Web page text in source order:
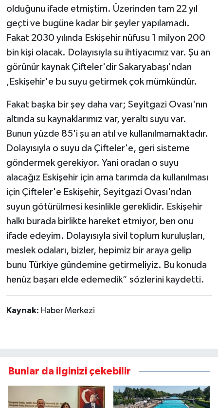
olduğunu ifade etmiştim. Üzerinden tam 22 yıl
geçti ve bugüne kadar bir şeyler yapılamadı.
Fakat 2030 yılında Eskişehir nüfusu 1 milyon 200
bin kişi olacak. Dolayısıyla su ihtiyacımız var. Şu an
görünür kaynak Çifteler'dir Sakaryabaşı'ndan
,Eskişehir'e bu suyu getirmek çok mümkündür.
Fakat başka bir şey daha var; Seyitgazi Ovası'nın
altında su kaynaklarımız var, yeraltı suyu var.
Bunun yüzde 85'i şu an atıl ve kullanılmamaktadır.
Dolayısıyla o suyu da Çifteler'e, geri sisteme
göndermek gerekiyor. Yani oradan o suyu
alacağız Eskişehir için ama tarımda da kullanılması
için Çifteler'e Eskişehir, Seyitgazi Ovası'ndan
suyun götürülmesi kesinlikle gereklidir. Eskişehir
halkı burada birlikte hareket etmiyor, ben onu
ifade edeyim. Dolayısıyla sivil toplum kuruluşları,
meslek odaları, bizler, hepimiz bir araya gelip
bunu Türkiye gündemine getirmeliyiz. Bu konuda
henüz başarı elde edemedik” sözlerini kaydetti.
Kaynak: Haber Merkezi
Bunlar da ilginizi çekebilir